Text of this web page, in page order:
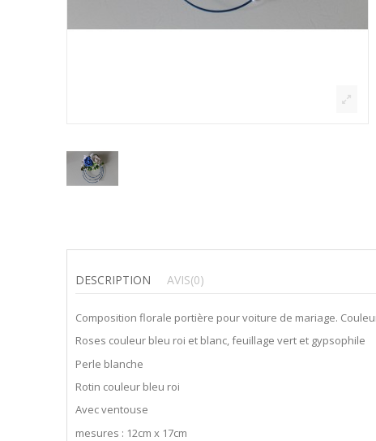
DESCRIPTION AVIS(0)
Composition florale portière pour voiture de mariage.
Roses couleur bleu roi et blanc, feuillage vert et gypsophile
Perle blanche
Rotin couleur bleu roi
Avec ventouse
mesures : 12cm x 17cm